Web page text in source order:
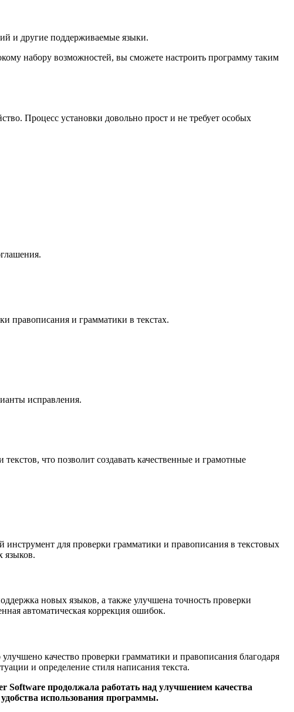
и другие поддерживаемые языки.
набору возможностей, вы сможете настроить программу таким
Процесс установки довольно прост и не требует особых
правописания и грамматики в текстах.
исправления.
что позволит создавать качественные и грамотные
для проверки грамматики и правописания в текстовых
языков.
новых языков, а также улучшена точность проверки
автоматическая коррекция ошибок.
качество проверки грамматики и правописания благодаря
и определение стиля написания текста.
продолжала работать над улучшением качества
использования программы.